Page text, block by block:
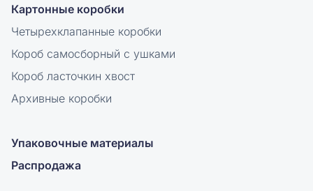
Картонные коробки
Четырехклапанные коробки
Короб самосборный с ушками
Короб ласточкин хвост
Архивные коробки
Упаковочные материалы
Распродажа